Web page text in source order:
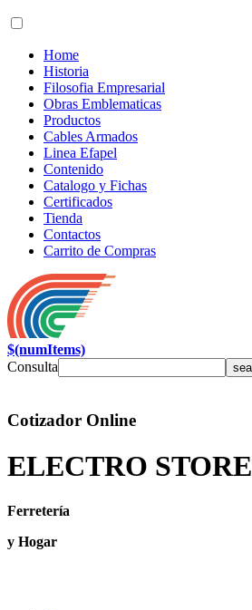
Home
Historia
Filosofia Empresarial
Obras Emblematicas
Productos
Cables Armados
Linea Efapel
Contenido
Catalogo y Fichas
Certificados
Tienda
Contactos
Carrito de Compras
$(numItems)
Consulta
Cotizador Online
ELECTRO STORE
Ferretería
y Hogar